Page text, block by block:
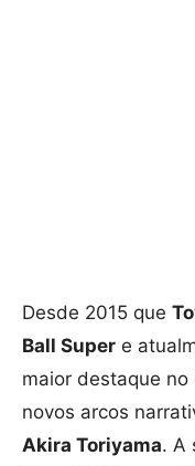
Desde 2015 que
Ball Super e
maior destaque
novos arcos
Akira Toriyama. A